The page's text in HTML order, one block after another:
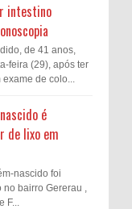
intestino
de 41 anos,
feira (29), após ter
de colo...
é
de lixo em
nascido foi
bairro Gererau ,